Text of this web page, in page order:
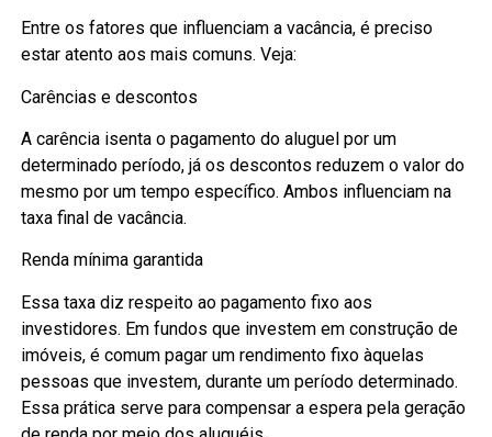
Entre os fatores que influenciam a vacância, é preciso
estar atento aos mais comuns. Veja:
Carências e descontos
A carência isenta o pagamento do aluguel por um
determinado período, já os descontos reduzem o valor do
mesmo por um tempo específico. Ambos influenciam na
taxa final de vacância.
Renda mínima garantida
Essa taxa diz respeito ao pagamento fixo aos
investidores. Em fundos que investem em construção de
imóveis, é comum pagar um rendimento fixo àquelas
pessoas que investem, durante um período determinado.
Essa prática serve para compensar a espera pela geração